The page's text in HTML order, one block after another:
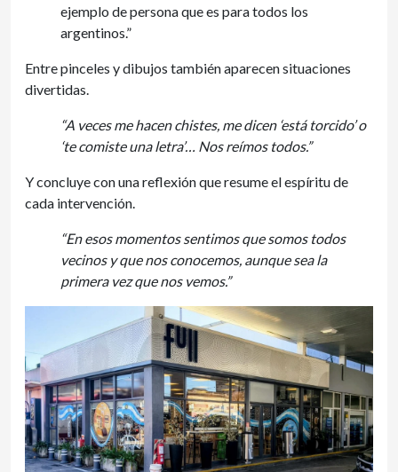
ejemplo de persona que es para todos los
argentinos.”
Entre pinceles y dibujos también aparecen situaciones
divertidas.
“A veces me hacen chistes, me dicen ‘está torcido’ o
‘te comiste una letra’… Nos reímos todos.”
Y concluye con una reflexión que resume el espíritu de
cada intervención.
“En esos momentos sentimos que somos todos
vecinos y que nos conocemos, aunque sea la
primera vez que nos vemos.”